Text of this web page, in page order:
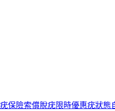
保險索償脫疣限時優惠疣狀態